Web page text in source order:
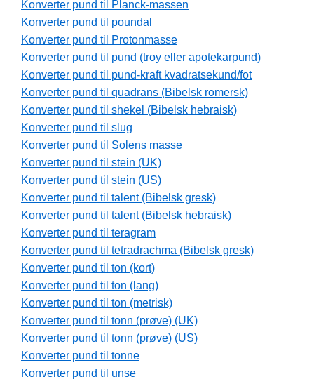
Konverter pund til Planck-massen
Konverter pund til poundal
Konverter pund til Protonmasse
Konverter pund til pund (troy eller apotekarpund)
Konverter pund til pund-kraft kvadratsekund/fot
Konverter pund til quadrans (Bibelsk romersk)
Konverter pund til shekel (Bibelsk hebraisk)
Konverter pund til slug
Konverter pund til Solens masse
Konverter pund til stein (UK)
Konverter pund til stein (US)
Konverter pund til talent (Bibelsk gresk)
Konverter pund til talent (Bibelsk hebraisk)
Konverter pund til teragram
Konverter pund til tetradrachma (Bibelsk gresk)
Konverter pund til ton (kort)
Konverter pund til ton (lang)
Konverter pund til ton (metrisk)
Konverter pund til tonn (prøve) (UK)
Konverter pund til tonn (prøve) (US)
Konverter pund til tonne
Konverter pund til unse